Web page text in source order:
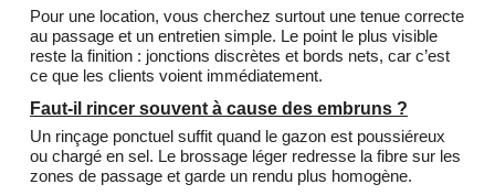
Pour une location, vous cherchez surtout une tenue correcte
au passage et un entretien simple. Le point le plus visible
reste la finition : jonctions discrètes et bords nets, car c’est
ce que les clients voient immédiatement.
Faut-il rincer souvent à cause des embruns ?
Un rinçage ponctuel suffit quand le gazon est poussiéreux
ou chargé en sel. Le brossage léger redresse la fibre sur les
zones de passage et garde un rendu plus homogène.